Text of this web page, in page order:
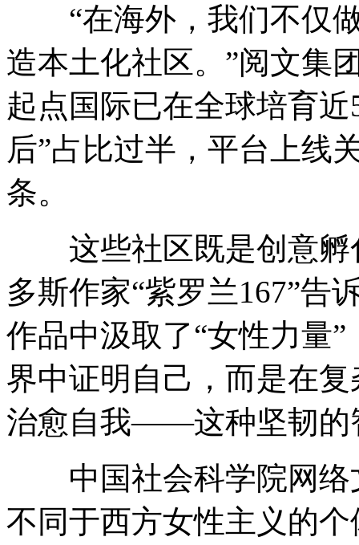
“在海外，我们不仅做
造本土化社区。”阅文集
起点国际已在全球培育
后”占比过半，平台上线
条。
这些社区既是创意孵
多斯作家“紫罗兰167”告
作品中汲取了“女性力量
界中证明自己，而是在
治愈自我——这种坚韧的
中国社会科学院网络
不同于西方女性主义的